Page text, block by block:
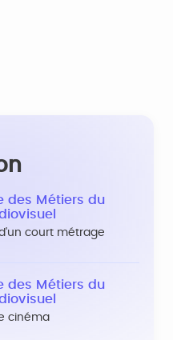
des Métiers du
court métrage
des Métiers du
cinéma